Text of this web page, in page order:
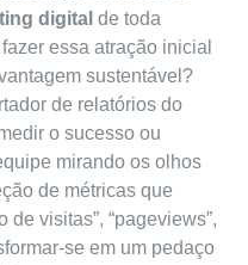
digital de toda
essa atração inicial
sustentável?
de relatórios do
o sucesso ou
mirando os olhos
de métricas que
visitas”, “pageviews”,
se em um pedaço